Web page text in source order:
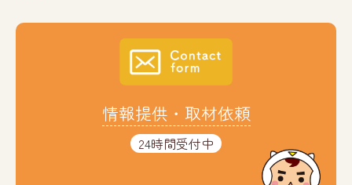
情報提供・取材依頼
24時間受付中